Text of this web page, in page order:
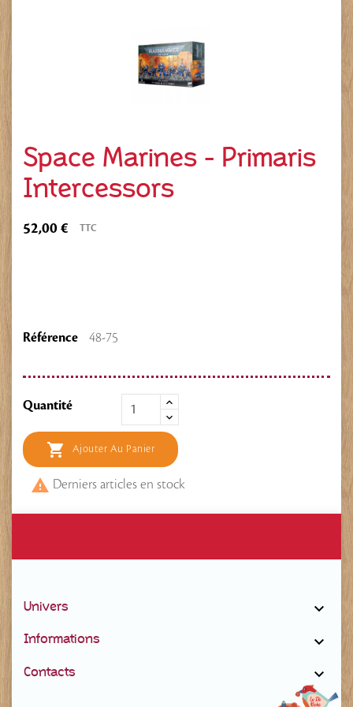
Space Marines - Primaris
Intercessors
52,00 € TTC
Référence 48-75
Quantité
 Ajouter Au Panier
 Derniers articles en stock
Univers 
Informations 
Contacts 